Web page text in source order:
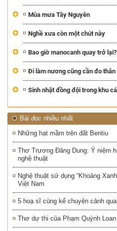
Mùa mưa Tây Nguyên
Nghề xưa còn một chút này
Bao giờ manocanh quay trở lại?
Đi làm nương cũng cần đo thân
Sinh nhật đồng đội trong khu
Bài đọc nhiều nhất
Những hạt mầm trên đất Bentiu
Thơ Trương Đăng Dung: Ý niệm
nghệ thuật
Nghệ thuật sử dụng “Khoảng
Việt Nam
5 hoạ sĩ cùng kể chuyện cảnh
Thơ dự thi của Phạm Quỳnh Loan